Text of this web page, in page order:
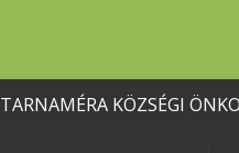
TARNAMÉRA KÖZSÉGI